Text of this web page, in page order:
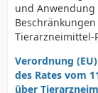
und
Tierarzneimittel-
Verordnung
des Rates vom
über